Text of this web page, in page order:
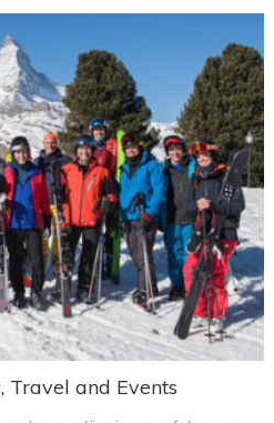
Travel and Events